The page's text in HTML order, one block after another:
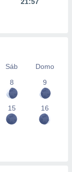
Sáb
Domo
8 9
15 16